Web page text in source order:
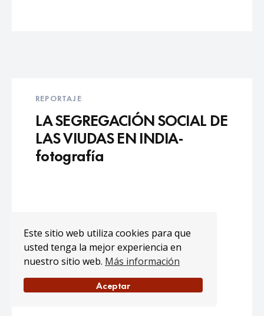
Este sitio web utiliza cookies para que
usted tenga la mejor experiencia en
nuestro sitio web. Más información
Aceptar
REPORTAJE
LA SEGREGACIÓN SOCIAL DE
LAS VIUDAS EN INDIA-
fotografía